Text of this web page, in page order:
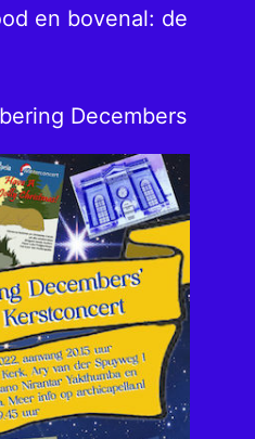
en bovenal: de
Decembers